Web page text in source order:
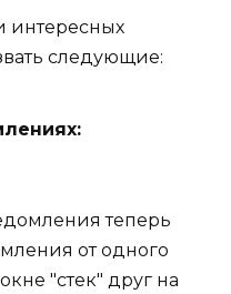
интересных
следующие:
теперь
от одного
"стек" друг на